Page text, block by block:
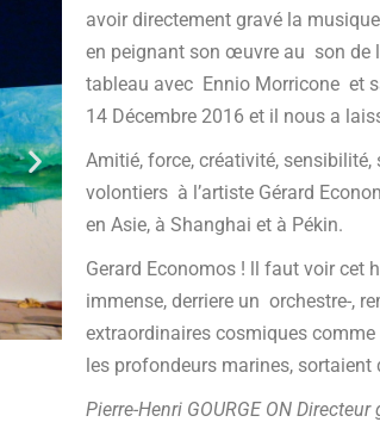
avoir directement gravé la
en peignant son œuvre au son de
tableau avec Ennio Morricone et
14 Décembre 2016 et il nous a
Amitié, force, créativité,
volontiers à l’artiste Gérard
en Asie, à Shanghai et à Pékin.
Gerard Economos ! ll faut voir cet
immense, derriere un orchestre-,
extraordinaires cosmiques
les profondeurs marines,
Pierre-Henri GOURGE ON Directeur